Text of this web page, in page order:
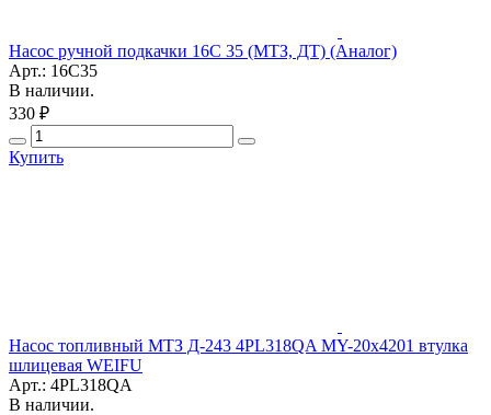
Насос ручной подкачки 16С 35 (МТЗ, ДТ) (Аналог)
Арт.: 16С35
В наличии.
330 ₽
Купить
Насос топливный МТЗ Д-243 4PL318QA MY-20х4201 втулка
шлицевая WEIFU
Арт.: 4PL318QA
В наличии.